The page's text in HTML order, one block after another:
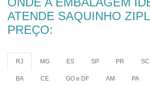
ATENDE SAQUINHO
PREÇO:
RJ MG ES SP PR SC
BA CE GO e DF AM PA